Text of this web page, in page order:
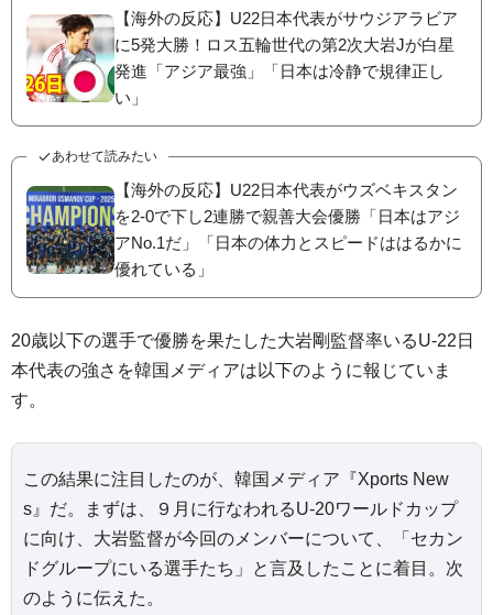
【海外の反応】U22日本代表がサウジアラビア
に5発大勝！ロス五輪世代の第2次大岩Jが白星
発進「アジア最強」「日本は冷静で規律正し
い」
あわせて読みたい
【海外の反応】U22日本代表がウズベキスタン
を2-0で下し2連勝で親善大会優勝「日本はアジ
アNo.1だ」「日本の体力とスピードははるかに
優れている」
20歳以下の選手で優勝を果たした大岩剛監督率いるU-22日
本代表の強さを韓国メディアは以下のように報じていま
す。
この結果に注目したのが、韓国メディア『Xports New
s』だ。まずは、９月に行なわれるU-20ワールドカップ
に向け、大岩監督が今回のメンバーについて、「セカン
ドグループにいる選手たち」と言及したことに着目。次
のように伝えた。